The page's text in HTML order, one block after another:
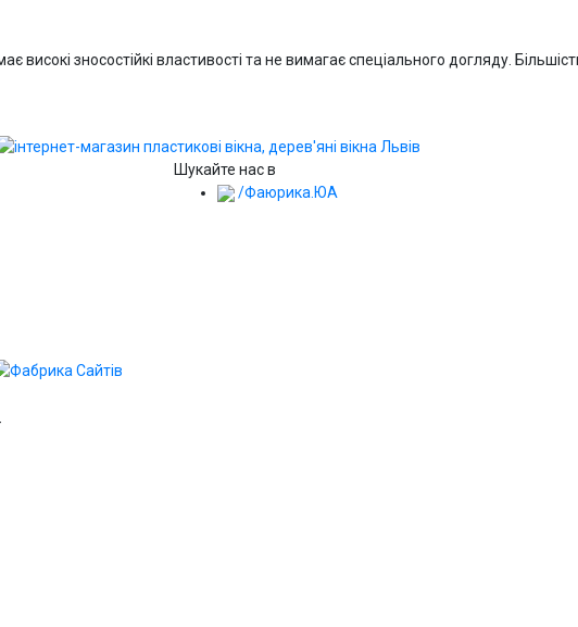
зносостійкі властивості та не вимагає спеціального догляду.
Шукайте нас в
/Фаюрика.ЮА